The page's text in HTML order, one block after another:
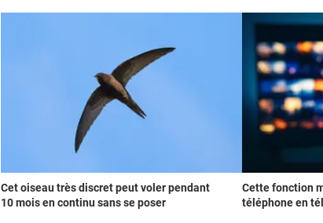
Cet oiseau très discret peut voler pendant
10 mois en continu sans se poser
Cette fonction
téléphone en